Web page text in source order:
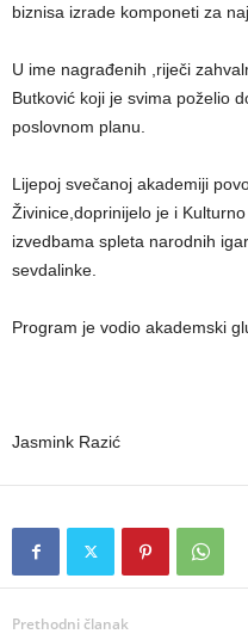
biznisa izrade komponeti za
U ime nagrađenih ,riječi
Butković koji je svima poželio
poslovnom planu.
Lijepoj svečanoj akademiji
Živinice,doprinijelo je i
izvedbama spleta narodnih
sevdalinke.
Program je vodio akademski
Jasmink Razić
Prethodni članak